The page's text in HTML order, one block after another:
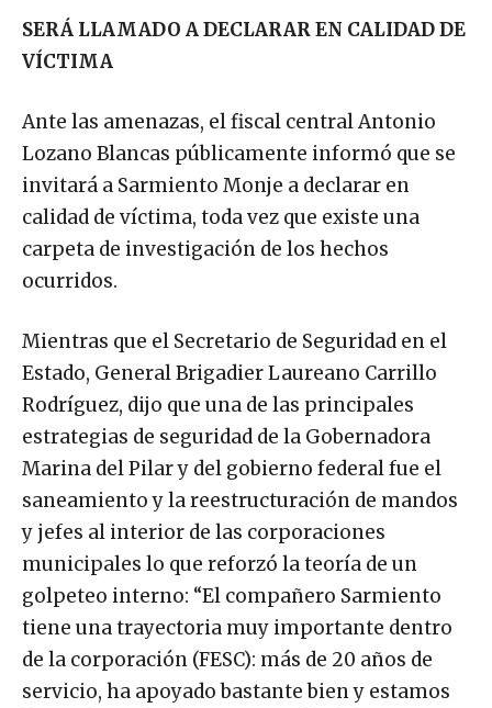
SERÁ LLAMADO A DECLARAR EN CALIDAD DE
VÍCTIMA
Ante las amenazas, el fiscal central Antonio
Lozano Blancas públicamente informó que se
invitará a Sarmiento Monje a declarar en
calidad de víctima, toda vez que existe una
carpeta de investigación de los hechos
ocurridos.
Mientras que el Secretario de Seguridad en el
Estado, General Brigadier Laureano Carrillo
Rodríguez, dijo que una de las principales
estrategias de seguridad de la Gobernadora
Marina del Pilar y del gobierno federal fue el
saneamiento y la reestructuración de mandos
y jefes al interior de las corporaciones
municipales lo que reforzó la teoría de un
golpeteo interno: “El compañero Sarmiento
tiene una trayectoria muy importante dentro
de la corporación (FESC): más de 20 años de
servicio, ha apoyado bastante bien y estamos